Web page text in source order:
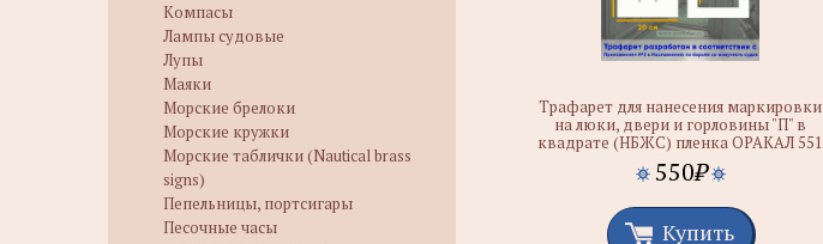
Компасы
Лампы судовые
Лупы
Маяки
Морские брелоки
Морские кружки
Морские таблички (Nautical brass
signs)
Пепельницы, портсигары
Песочные часы
Трафарет для нанесения маркировки
на люки, двери и горловины "П" в
квадрате (НБЖС) пленка ОРАКАЛ 551
550₽
Купить